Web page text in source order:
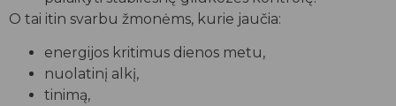
O tai itin svarbu žmonėms, kurie jaučia:
energijos kritimus dienos metu,
nuolatinį alkį,
tinimą,